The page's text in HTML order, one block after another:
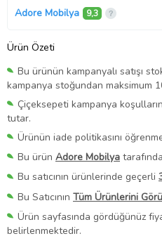
Adore Mobilya 9,3
Ürün Özeti
Bu ürünün kampanyalı satışı
kampanya stoğundan maksimum
Çiçeksepeti kampanya
tutar.
Ürünün iade politikasını
Bu ürün Adore Mobilya
Bu satıcının ürünlerinde geçerli
Bu Satıcının Tüm Ürünlerini
Ürün sayfasında gördüğünüz
belirlenmektedir.